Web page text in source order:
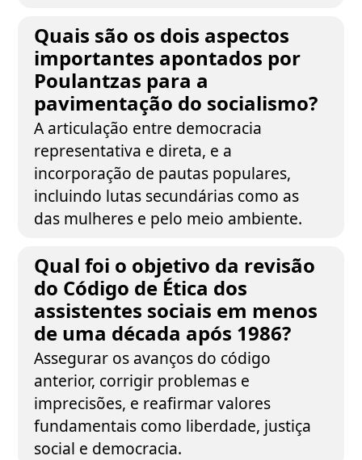
Quais são os dois aspectos
importantes apontados por
Poulantzas para a
pavimentação do socialismo?
A articulação entre democracia
representativa e direta, e a
incorporação de pautas populares,
incluindo lutas secundárias como as
das mulheres e pelo meio ambiente.
Qual foi o objetivo da revisão
do Código de Ética dos
assistentes sociais em menos
de uma década após 1986?
Assegurar os avanços do código
anterior, corrigir problemas e
imprecisões, e reafirmar valores
fundamentais como liberdade, justiça
social e democracia.